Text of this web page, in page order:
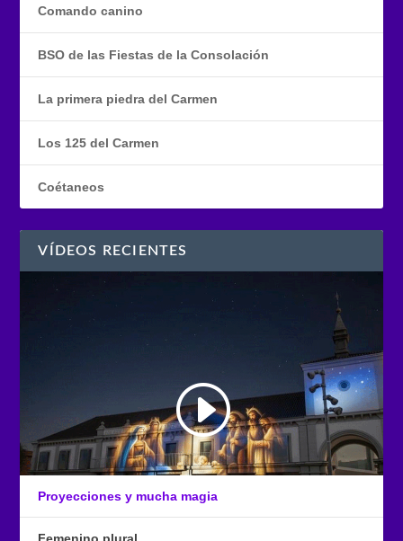
Comando canino
BSO de las Fiestas de la Consolación
La primera piedra del Carmen
Los 125 del Carmen
Coétaneos
VÍDEOS RECIENTES
Proyecciones y mucha magia